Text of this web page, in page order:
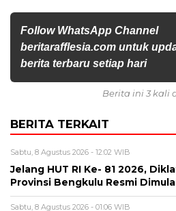
Follow WhatsApp Channel
beritarafflesia.com untuk
berita terbaru setiap hari
Berita ini 3 kali
BERITA TERKAIT
Sabtu, 8 Agustus 2026 - 12:02 WIB
Jelang HUT RI Ke- 81 2026,
Provinsi Bengkulu Resmi
Sabtu, 8 Agustus 2026 - 01:06 WIB